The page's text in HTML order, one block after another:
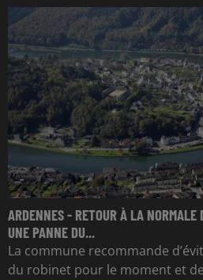
ARDENNES - RETOUR À LA NORMALE
UNE PANNE DU...
La commune recommande
du robinet pour le moment et